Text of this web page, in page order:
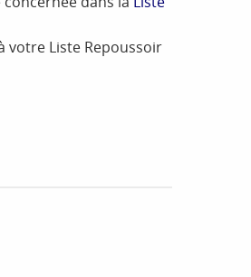
votre Liste Repoussoir